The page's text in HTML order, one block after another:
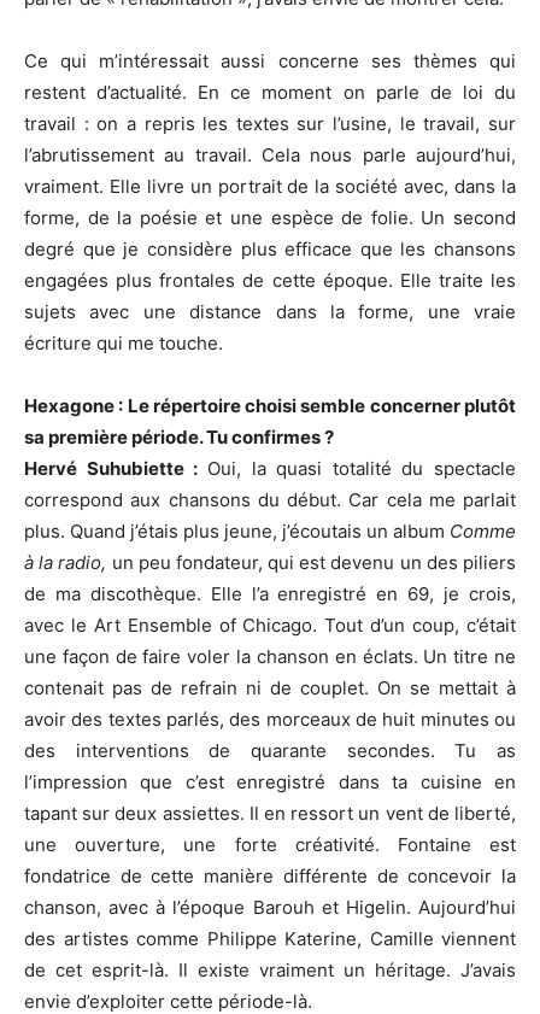
Ce qui m’intéressait aussi concerne ses thèmes qui
restent d’actualité. En ce moment on parle de loi du
travail : on a repris les textes sur l’usine, le travail, sur
l’abrutissement au travail. Cela nous parle aujourd’hui,
vraiment. Elle livre un portrait de la société avec, dans la
forme, de la poésie et une espèce de folie. Un second
degré que je considère plus efficace que les chansons
engagées plus frontales de cette époque. Elle traite les
sujets avec une distance dans la forme, une vraie
écriture qui me touche.
Hexagone : Le répertoire choisi semble concerner plutôt
sa première période. Tu confirmes ?
Hervé Suhubiette : Oui, la quasi totalité du spectacle
correspond aux chansons du début. Car cela me parlait
plus. Quand j’étais plus jeune, j’écoutais un album Comme
à la radio, un peu fondateur, qui est devenu un des piliers
de ma discothèque. Elle l’a enregistré en 69, je crois,
avec le Art Ensemble of Chicago. Tout d’un coup, c’était
une façon de faire voler la chanson en éclats. Un titre ne
contenait pas de refrain ni de couplet. On se mettait à
avoir des textes parlés, des morceaux de huit minutes ou
des interventions de quarante secondes. Tu as
l’impression que c’est enregistré dans ta cuisine en
tapant sur deux assiettes. Il en ressort un vent de liberté,
une ouverture, une forte créativité. Fontaine est
fondatrice de cette manière différente de concevoir la
chanson, avec à l’époque Barouh et Higelin. Aujourd’hui
des artistes comme Philippe Katerine, Camille viennent
de cet esprit-là. Il existe vraiment un héritage. J’avais
envie d’exploiter cette période-là.